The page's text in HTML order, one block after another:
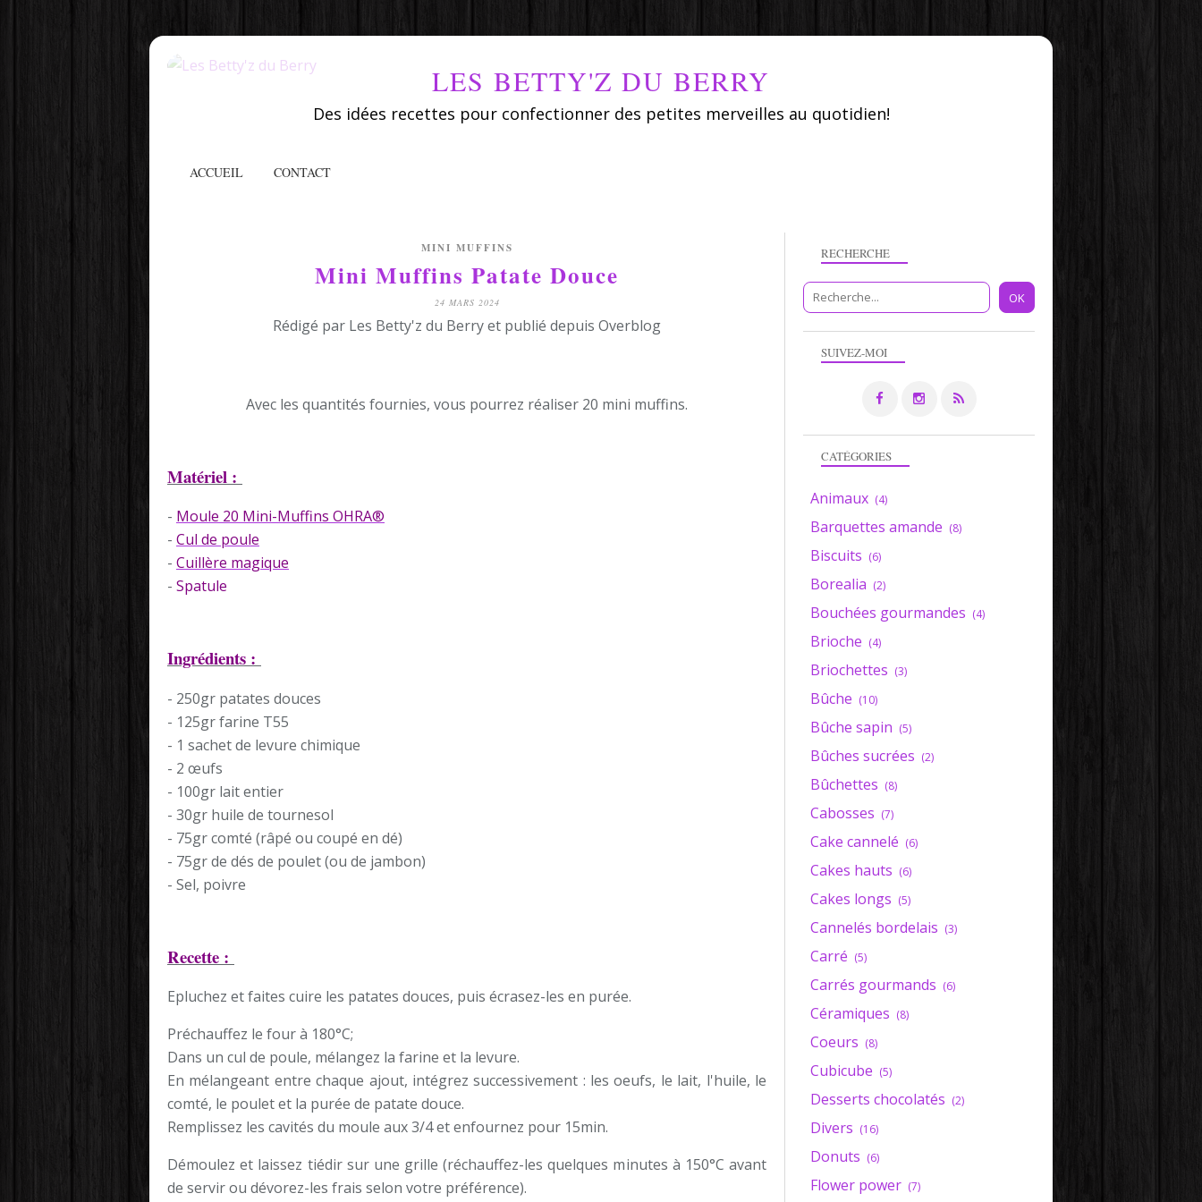
LES BETTY'Z DU BERRY
Des idées recettes pour confectionner des petites merveilles au quotidien!
ACCUEIL CONTACT
MINI MUFFINS
Mini Muffins Patate Douce
24 MARS 2024
Rédigé par Les Betty'z du Berry et publié depuis Overblog
Avec les quantités fournies, vous pourrez réaliser 20 mini muffins.
Matériel :
- Moule 20 Mini-Muffins OHRA®
- Cul de poule
- Cuillère magique
- Spatule
Ingrédients :
- 250gr patates douces
- 125gr farine T55
- 1 sachet de levure chimique
- 2 œufs
- 100gr lait entier
- 30gr huile de tournesol
- 75gr comté (râpé ou coupé en dé)
- 75gr de dés de poulet (ou de jambon)
- Sel, poivre
Recette :
Epluchez et faites cuire les patates douces, puis écrasez-les en purée.
Préchauffez le four à 180°C;
Dans un cul de poule, mélangez la farine et la levure.
En mélangeant entre chaque ajout, intégrez successivement : les oeufs, le lait, l'huile, le
comté, le poulet et la purée de patate douce.
Remplissez les cavités du moule aux 3/4 et enfournez pour 15min.
Démoulez et laissez tiédir sur une grille (réchauffez-les quelques minutes à 150°C avant
de servir ou dévorez-les frais selon votre préférence).
SUIVEZ-MOI
RECHERCHE
CATÉGORIES
Animaux (4)
Barquettes amande (8)
Biscuits (6)
Borealia (2)
Bouchées gourmandes (4)
Brioche (4)
Briochettes (3)
Bûche (10)
Bûche sapin (5)
Bûches sucrées (2)
Bûchettes (8)
Cabosses (7)
Cake cannelé (6)
Cakes hauts (6)
Cakes longs (5)
Cannelés bordelais (3)
Carré (5)
Carrés gourmands (6)
Céramiques (8)
Coeurs (8)
Cubicube (5)
Desserts chocolatés (2)
Divers (16)
Donuts (6)
Flower power (7)